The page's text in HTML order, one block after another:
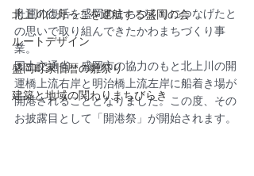
北上川に舟っこを運航する盛岡の会
ルートデザイン
盛岡町家旧暦の雛祭り
建築と地域の関わりまちびらき
舟運の復活を盛岡のまちづくりにつなげたと
の思いで取り組んできたかわまちづくり事
業。
国土交通省・盛岡市の協力のもと北上川の開
運橋上流右岸と明治橋上流左岸に船着き場が
開港されることとなりました。この度、その
お披露目として「開港祭」が開始されます。